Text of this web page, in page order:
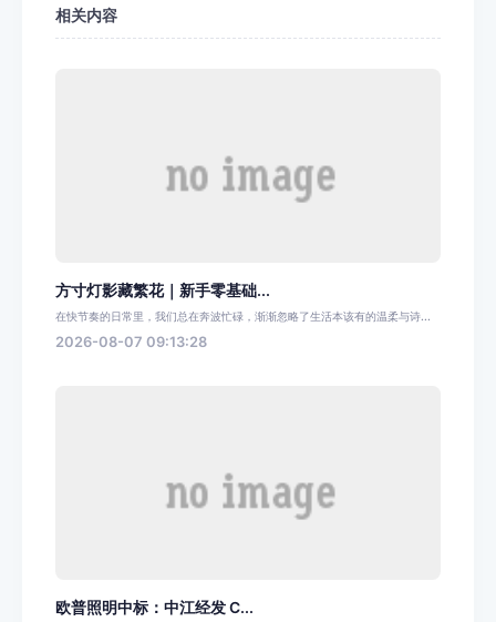
相关内容
方寸灯影藏繁花｜新手零基础...
在快节奏的日常里，我们总在奔波忙碌，渐渐忽略了生活本该有的温柔与诗...
2026-08-07 09:13:28
欧普照明中标：中江经发 C...